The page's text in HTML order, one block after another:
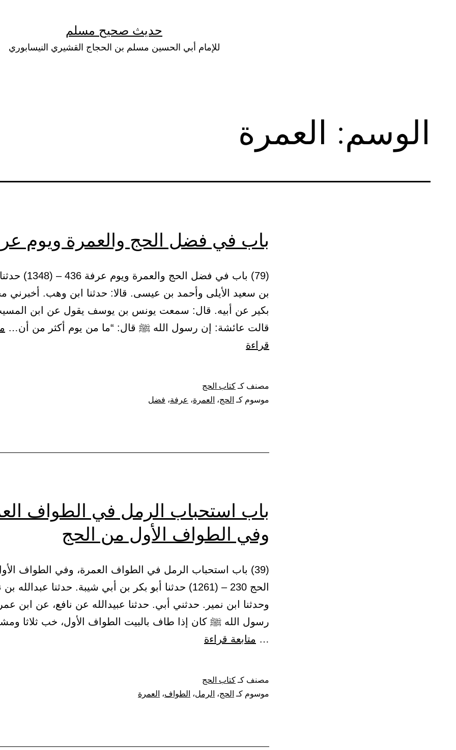
حديث صحيح مسلم
للإمام أبي الحسين مسلم بن الحجاج القشيري النيسابوري
الوسم: العمرة
باب في فضل الحج والعمرة ويوم
(79) باب في فضل الحج
بن سعيد الأيلى وأحمد بن عيسى. قالا: حدثنا ابن وهب. أخبرني
بكير عن أبيه. قال: سمعت يونس بن يوسف يقول عن ابن
قالت عائشة: إن رسول الله ﷺ قال: “ما من يوم أكثر من أن…
قراءة
الحج
مصنف كـ كتاب الحج
موسوم كـ الحج، العمرة، عرفة، فضل
باب استحباب الرمل في الطواف
وفي الطواف الأول من الحج
(39) باب استحباب الرمل في الطواف العمرة، وفي الطواف
الحج 230 – (1261) حدثنا أبو بكر بن أبي شيبة. حدثنا عبدالله
وحدثنا ابن نمير. حدثني أبي. حدثنا عبيدالله عن نافع، عن ابن
رسول الله ﷺ كان إذا طاف بالبيت الطواف الأول، خب ثلاثا
… متابعة قراءة
في
مصنف كـ كتاب الحج
موسوم كـ الحج، الرمل، الطواف، العمرة